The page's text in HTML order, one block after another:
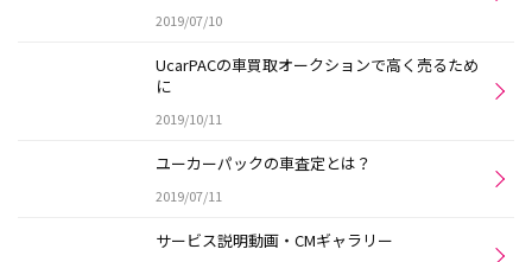
2019/07/10
UcarPACの車買取オークションで高く売るため
に
2019/10/11
ユーカーパックの車査定とは？
2019/07/11
サービス説明動画・CMギャラリー